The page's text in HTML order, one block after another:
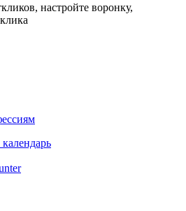
настройте воронку,